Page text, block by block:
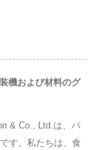
機および材料のグ
& Co., Ltd.は、パ
す。私たちは、食